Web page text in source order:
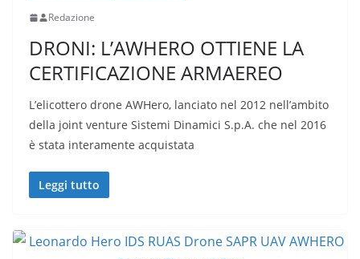
Redazione
DRONI: L’AWHERO OTTIENE LA
CERTIFICAZIONE ARMAEREO
L’elicottero drone AWHero, lanciato nel 2012 nell’ambito
della joint venture Sistemi Dinamici S.p.A. che nel 2016
è stata interamente acquistata
Leggi tutto